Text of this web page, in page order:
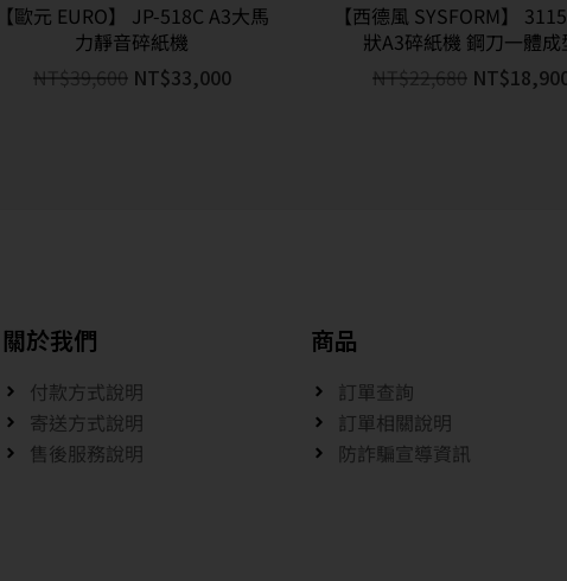
【歐元 EURO】 JP-518C A3大馬
力靜音碎紙機
NT$39,600 NT$33,000
【西德風 SYSFORM】
狀A3碎紙機 鋼刀一體成
NT$22,680 NT$
關於我們
付款方式說明
寄送方式說明
售後服務說明
商品
訂單查詢
訂單相關說明
防詐騙宣導資訊